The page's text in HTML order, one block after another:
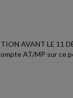
AVANT LE 11
AT/MP sur ce